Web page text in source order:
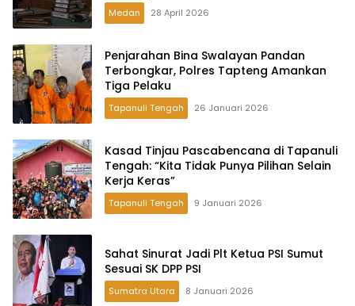
Medan 28 April 2026
Penjarahan Bina Swalayan Pandan
Terbongkar, Polres Tapteng Amankan
Tiga Pelaku
Tapanuli Tengah 26 Januari 2026
Kasad Tinjau Pascabencana di Tapanuli
Tengah: “Kita Tidak Punya Pilihan Selain
Kerja Keras”
Tapanuli Tengah 9 Januari 2026
Sahat Sinurat Jadi Plt Ketua PSI Sumut
Sesuai SK DPP PSI
Sumatra Utara 8 Januari 2026